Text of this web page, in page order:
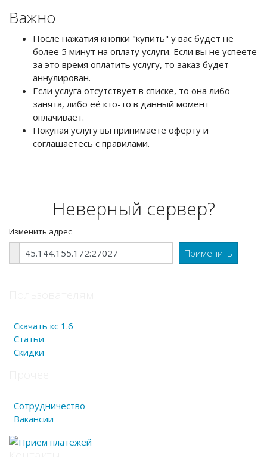
Важно
После нажатия кнопки "купить" у вас будет не
более 5 минут на оплату услуги. Если вы не успеете
за это время оплатить услугу, то заказ будет
аннулирован.
Если услуга отсутствует в списке, то она либо
занята, либо её кто-то в данный момент
оплачивает.
Покупая услугу вы принимаете оферту и
соглашаетесь с правилами.
Неверный сервер?
Изменить адрес
Скачать кс 1.6
Статьи
Скидки
Сотрудничество
Вакансии